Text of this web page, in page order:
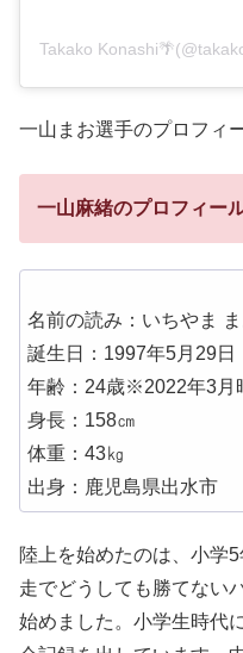
一山まお選手のプロフィ
一山麻緒のプロフィー
名前の読み：いちやま
誕生日：1997年5月29日
年齢：24歳※2022年3月
身長：158㎝
体重：43㎏
出身：鹿児島県出水市
陸上を始めたのは、小学
走でどうしても勝てない
始めました。小学生時代